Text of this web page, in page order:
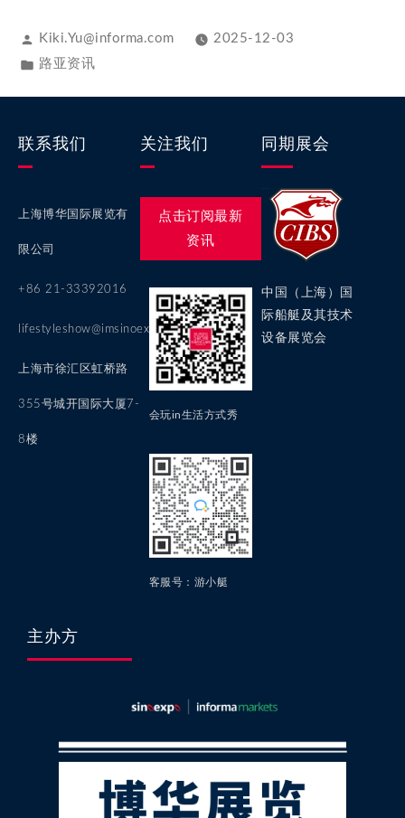
Kiki.Yu@informa.com
2025-12-03
路亚资讯
联系我们
上海博华国际展览有
限公司
+86 21-33392016
lifestyleshow@imsinoexpo.com
上海市徐汇区虹桥路
355号城开国际大厦7-
8楼
关注我们
点击订阅最新
资讯
会玩in生活方式秀
客服号：游小艇
同期展会
中国（上海）国
际船艇及其技术
设备展览会
主办方